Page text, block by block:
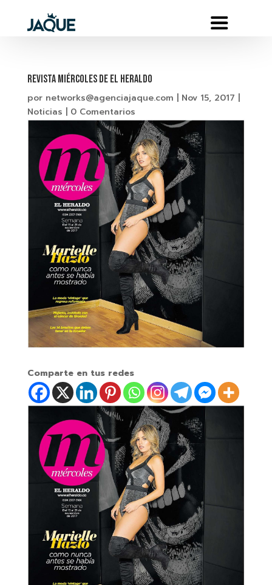
REVISTA MIÉRCOLES DE EL HERALDO
por networks@agenciajaque.com Nov 15, 2017
Noticias
0 Comentarios
Comparte en tus redes